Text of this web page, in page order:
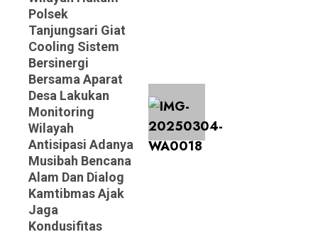
Polsek
Tanjungsari Giat
Cooling Sistem
Bersinergi
Bersama Aparat
Desa Lakukan
Monitoring
Wilayah
Antisipasi Adanya
Musibah Bencana
Alam Dan Dialog
Kamtibmas Ajak
Jaga
Kondusifitas